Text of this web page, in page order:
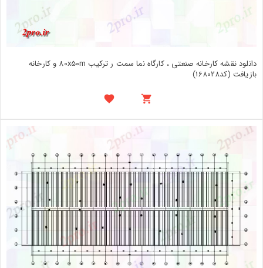
دانلود نقشه کارخانه صنعتی ، کارگاه نما سمت ر ترکیب 80x50m و کارخانه
بازیافت (کد168028)